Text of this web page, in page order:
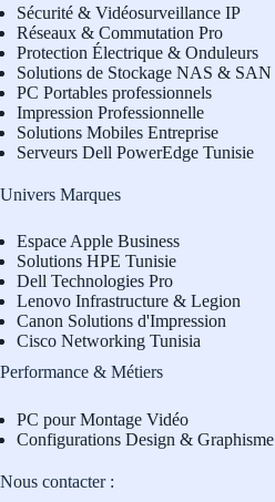
Sécurité & Vidéosurveillance IP
Réseaux & Commutation Pro
Protection Électrique & Onduleurs
Solutions de Stockage NAS & SAN
PC Portables professionnels
Impression Professionnelle
Solutions Mobiles Entreprise
Serveurs Dell PowerEdge Tunisie
Univers Marques
Espace Apple Business
Solutions HPE Tunisie
Dell Technologies Pro
Lenovo Infrastructure & Legion
Canon Solutions d'Impression
Cisco Networking Tunisia
Performance & Métiers
PC pour Montage Vidéo
Configurations Design & Graphisme
Nous contacter :